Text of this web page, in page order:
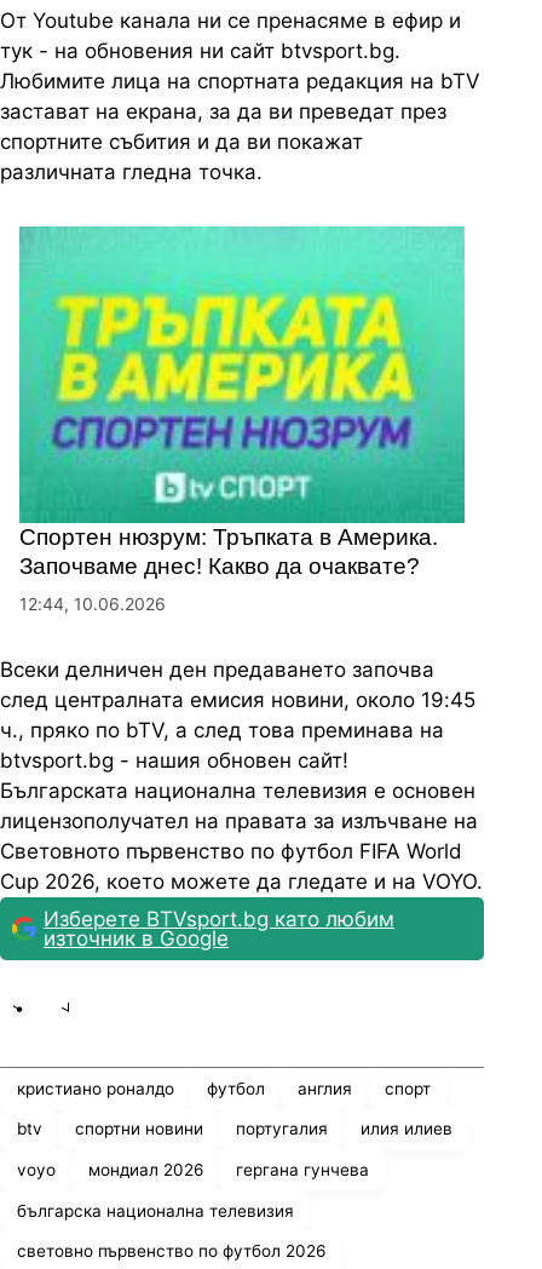
От Youtube канала ни се пренасяме в ефир и
тук - на обновения ни сайт btvsport.bg.
Любимите лица на спортната редакция на bTV
застават на екрана, за да ви преведат през
спортните събития и да ви покажат
различната гледна точка.
Спортен нюзрум: Тръпката в Америка.
Започваме днес! Какво да очаквате?
12:44, 10.06.2026
Всеки делничен ден предаването започва
след централната емисия новини, около 19:45
ч., пряко по bTV, а след това преминава на
btvsport.bg - нашия обновен сайт!
Българската национална телевизия е основен
лицензополучател на правата за излъчване на
Световното първенство по футбол FIFA World
Cup 2026, което можете да гледате и на VOYO.
Изберете BTVsport.bg като любим
източник в Google
кристиано роналдо футбол англия спорт
btv спортни новини португалия илия илиев
voyo мондиал 2026 гергана гунчева
българска национална телевизия
световно първенство по футбол 2026